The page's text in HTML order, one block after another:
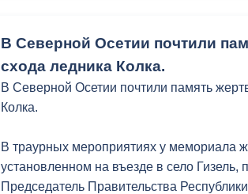
В Северной Осетии почтили
схода ледника Колка.
В Северной Осетии почтили память
Колка.
В траурных мероприятиях у мемориала
установленном на въезде в село Гизель,
Председатель Правительства